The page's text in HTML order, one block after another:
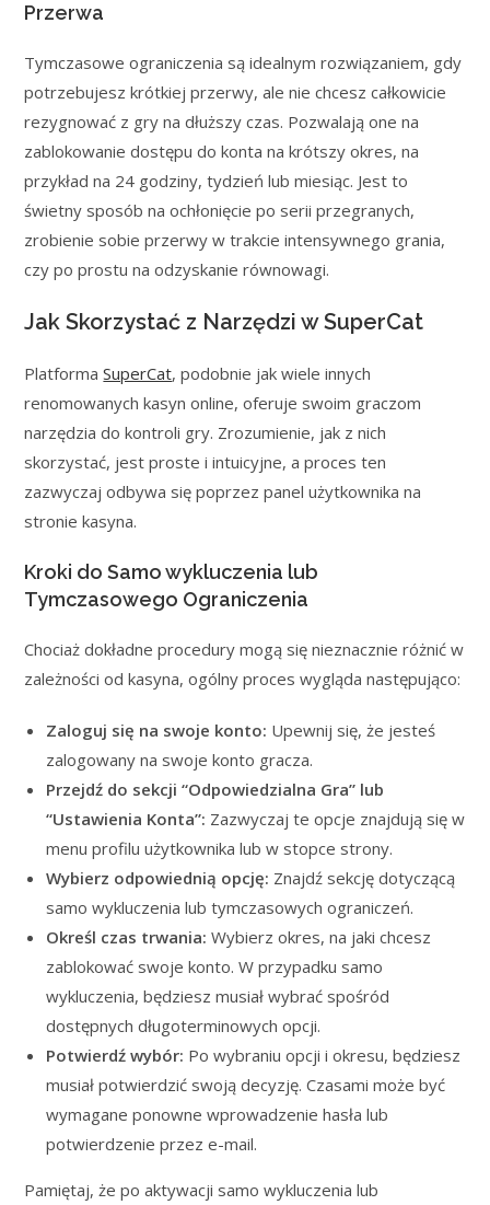
Przerwa
Tymczasowe ograniczenia są idealnym rozwiązaniem, gdy
potrzebujesz krótkiej przerwy, ale nie chcesz całkowicie
rezygnować z gry na dłuższy czas. Pozwalają one na
zablokowanie dostępu do konta na krótszy okres, na
przykład na 24 godziny, tydzień lub miesiąc. Jest to
świetny sposób na ochłonięcie po serii przegranych,
zrobienie sobie przerwy w trakcie intensywnego grania,
czy po prostu na odzyskanie równowagi.
Jak Skorzystać z Narzędzi w SuperCat
PlatformaSuperCat, podobnie jak wiele innych
renomowanych kasyn online, oferuje swoim graczom
narzędzia do kontroli gry. Zrozumienie, jak z nich
skorzystać, jest proste i intuicyjne, a proces ten
zazwyczaj odbywa się poprzez panel użytkownika na
stronie kasyna.
Kroki do Samo wykluczenia lub
Tymczasowego Ograniczenia
Chociaż dokładne procedury mogą się nieznacznie różnić w
zależności od kasyna, ogólny proces wygląda następująco:
Zaloguj się na swoje konto: Upewnij się, że jesteś
zalogowany na swoje konto gracza.
Przejdź do sekcji “Odpowiedzialna Gra” lub
“Ustawienia Konta”: Zazwyczaj te opcje znajdują się w
menu profilu użytkownika lub w stopce strony.
Wybierz odpowiednią opcję: Znajdź sekcję dotyczącą
samo wykluczenia lub tymczasowych ograniczeń.
Określ czas trwania: Wybierz okres, na jaki chcesz
zablokować swoje konto. W przypadku samo
wykluczenia, będziesz musiał wybrać spośród
dostępnych długoterminowych opcji.
Potwierdź wybór: Po wybraniu opcji i okresu, będziesz
musiał potwierdzić swoją decyzję. Czasami może być
wymagane ponowne wprowadzenie hasła lub
potwierdzenie przez e-mail.
Pamiętaj, że po aktywacji samo wykluczenia lub